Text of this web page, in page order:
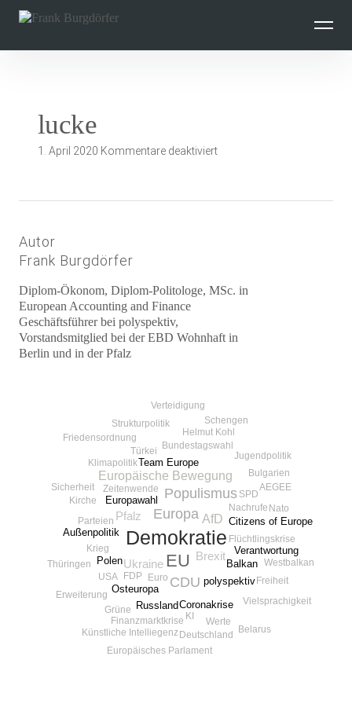
überspringen
lucke
1. April 2020 Kommentare deaktiviertfür
Autor
Frank Burgdörfer
Diplom-Ökonom, Diplom-Politologe, MSc. in
European Accounting and Finance
Geschäftsführer bei polyspektiv,
Vorstandsmitglied bei der EBD Wohnhaft in
Berlin und in der Pfalz
Demokratie
EU
Europa
CDU
Populismus
AfD
Europäische Bewegung
Ukraine
Brexit
Pfalz
Osteuropa
polyspektiv
Europawahl
Team Europe
Russland
Balkan
Coronakrise
Außenpolitik
Citizens of Europe
Polen
Verantwortung
FDP
Finanzmarktkrise
Flüchtlingskrise
Bundestagswahl
Werte
Euro
Krieg
Parteien
USA
Klimapolitik
Nachrufe
SPD
Deutschland
Europäisches Parlament
Grüne
Helmut Kohl
Jugendpolitik
Kirche
Sicherheit
Strukturpolitik
Türkei
Vielsprachigkeit
AEGEE
Belarus
Bulgarien
Erweiterung
Freiheit
Friedensordnung
KI
Künstliche Intelliegenz
Nato
Schengen
Thüringen
Verteidigung
Westbalkan
Zeitenwende